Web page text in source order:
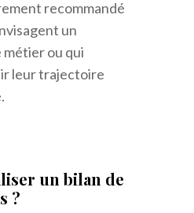
recommandé
un
ou qui
leur trajectoire
un bilan de
?